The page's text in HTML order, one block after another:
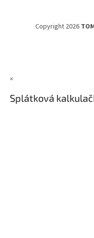
Copyright 2026
×
Splátková